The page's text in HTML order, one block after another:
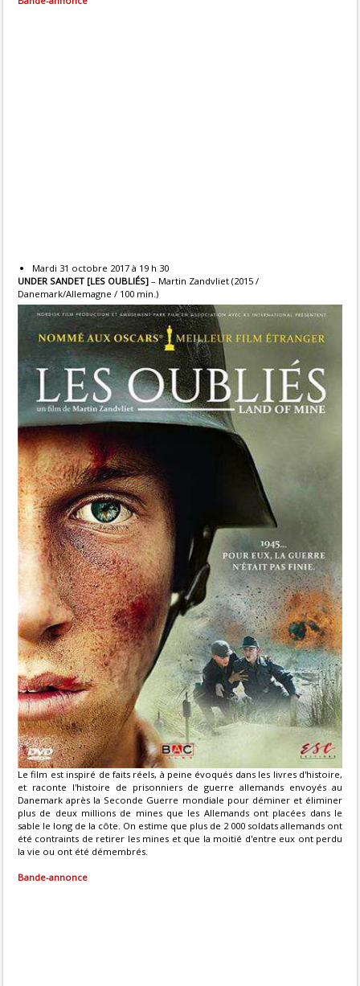
Mardi 31 octobre 2017 à 19 h 30
UNDER SANDET [LES OUBLIÉS] – Martin Zandvliet (2015 /
Danemark/Allemagne / 100 min.)
Le film est inspiré de faits réels, à peine évoqués dans les livres d'histoire,
et raconte l'histoire de prisonniers de guerre allemands envoyés au
Danemark après la Seconde Guerre mondiale pour déminer et éliminer
plus de deux millions de mines que les Allemands ont placées dans le
sable le long de la côte. On estime que plus de 2 000 soldats allemands ont
été contraints de retirer les mines et que la moitié d'entre eux ont perdu
la vie ou ont été démembrés.
Bande-annonce